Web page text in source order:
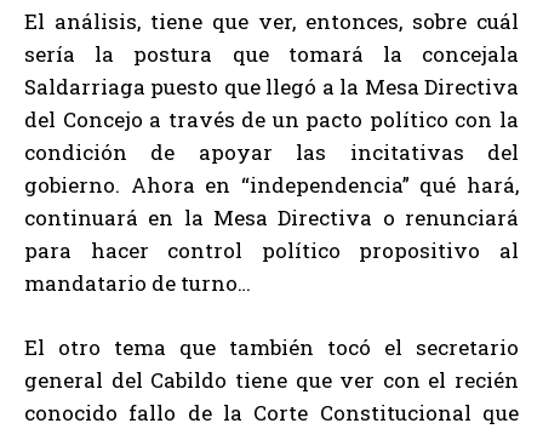
El análisis, tiene que ver, entonces, sobre cuál
sería la postura que tomará la concejala
Saldarriaga puesto que llegó a la Mesa Directiva
del Concejo a través de un pacto político con la
condición de apoyar las incitativas del
gobierno. Ahora en “independencia” qué hará,
continuará en la Mesa Directiva o renunciará
para hacer control político propositivo al
mandatario de turno…
El otro tema que también tocó el secretario
general del Cabildo tiene que ver con el recién
conocido fallo de la Corte Constitucional que